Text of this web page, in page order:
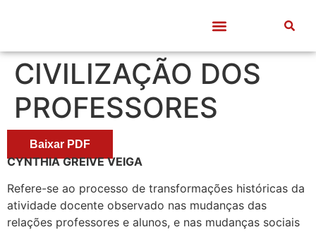
CIVILIZAÇÃO DOS
PROFESSORES
Baixar PDF
CYNTHIA GREIVE VEIGA
Refere-se ao processo de transformações históricas da
atividade docente observado nas mudanças das
relações professores e alunos, e nas mudanças sociais